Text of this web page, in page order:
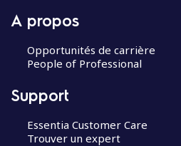
A propos
Opportunités de carrière
People of Professional
Support
Essentia Customer Care
Trouver un expert